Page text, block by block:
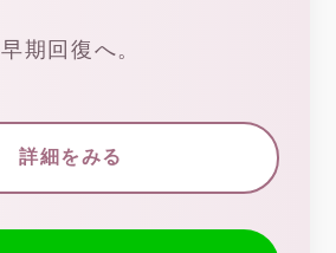
早期回復へ。
詳細をみる